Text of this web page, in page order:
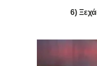
6)